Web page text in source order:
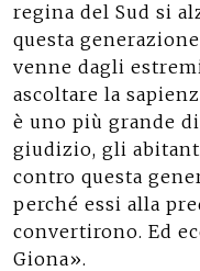
regina del Sud si
questa
venne dagli
ascoltare la
è uno più grande
giudizio, gli
contro questa
perché essi alla
convertirono. Ed
Giona».